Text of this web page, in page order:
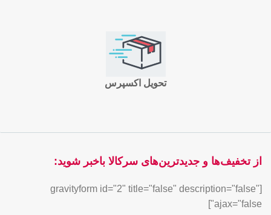
تحویل اکسپرس
از تخفیف‌ها و جدیدترین‌های سرکالا باخبر شوید:
[gravityform id="2" title="false" description="false"
ajax="false"]